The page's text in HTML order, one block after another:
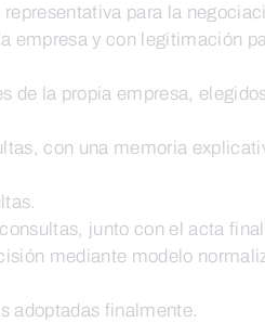
para la
empresa y con legitimación
de la propia empresa,
con una memoria
junto con el acta
mediante modelo
adoptadas finalmente.